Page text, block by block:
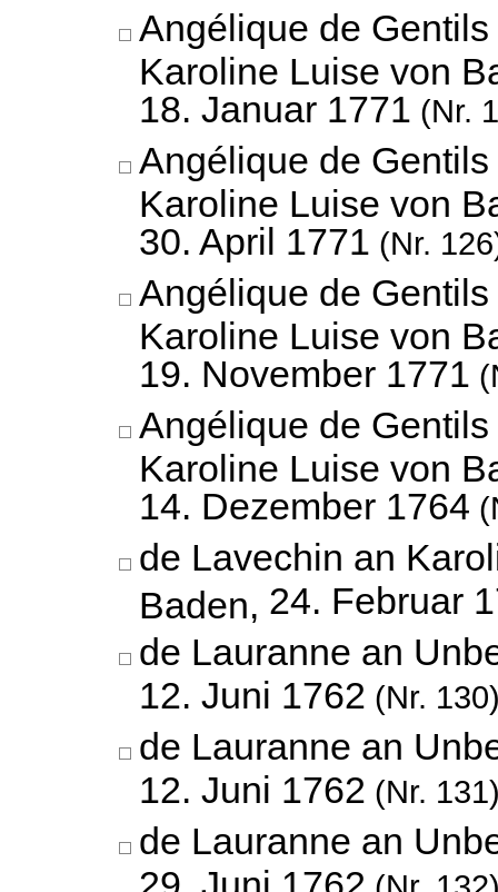
Angélique de
Karoline Luise von
18. Januar 1771 (Nr.
Angélique de
Karoline Luise von
30. April 1771 (Nr.
Angélique de
Karoline Luise von
19. November 1771
Angélique de
Karoline Luise von
14. Dezember 1764
de Lavechin an
Baden, 24. Februar
de Lauranne an
12. Juni 1762 (Nr.
de Lauranne an
12. Juni 1762 (Nr.
de Lauranne an